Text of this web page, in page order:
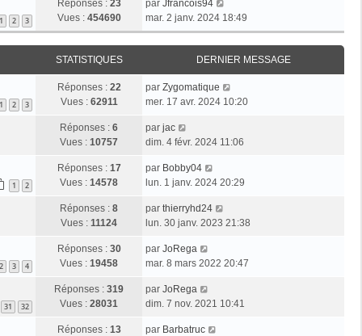
1 2 3
Réponses : 23
Vues : 454690
par Jfrancois94
mar. 2 janv. 2024 18:49
STATISTIQUES DERNIER MESSAGE
1 2 3
Réponses : 22
Vues : 62911
par Zygomatique
mer. 17 avr. 2024 10:20
Réponses : 6
Vues : 10757
par jac
dim. 4 févr. 2024 11:06
1 2
Réponses : 17
Vues : 14578
par Bobby04
lun. 1 janv. 2024 20:29
Réponses : 8
Vues : 11124
par thierryhd24
lun. 30 janv. 2023 21:38
2 3 4
Réponses : 30
Vues : 19458
par JoRega
mar. 8 mars 2022 20:47
31 32
Réponses : 319
Vues : 28031
par JoRega
dim. 7 nov. 2021 10:41
Réponses : 13
par Barbatruc